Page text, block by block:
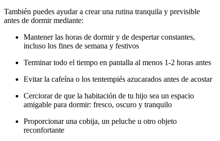
También puedes ayudar a crear una rutina tranquila y previsible
antes de dormir mediante:
Mantener las horas de dormir y de despertar constantes,
incluso los fines de semana y festivos
Terminar todo el tiempo en pantalla al menos 1-2 horas antes
Evitar la cafeína o los tentempiés azucarados antes de acostar
Cerciorar de que la habitación de tu hijo sea un espacio
amigable para dormir: fresco, oscuro y tranquilo
Proporcionar una cobija, un peluche u otro objeto
reconfortante